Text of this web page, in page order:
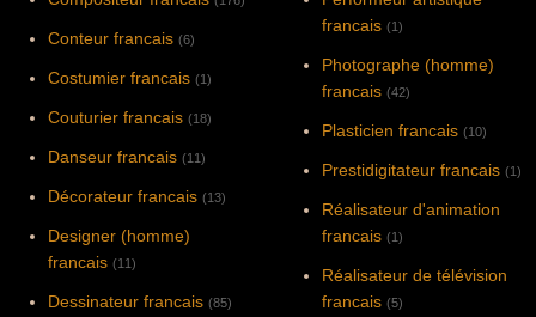
Conteur francais (6)
Costumier francais (1)
Couturier francais (18)
Danseur francais (11)
Décorateur francais (13)
Designer (homme)
francais (11)
Dessinateur francais (85)
francais (1)
Photographe (homme)
francais (42)
Plasticien francais (10)
Prestidigitateur francais (1)
Réalisateur d'animation
francais (1)
Réalisateur de télévision
francais (5)